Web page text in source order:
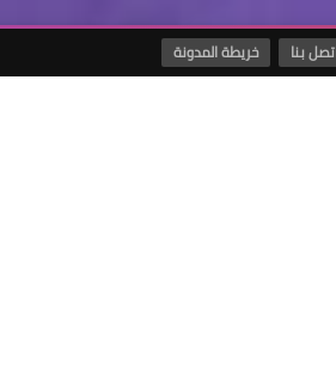
بنا خريطة المدونة